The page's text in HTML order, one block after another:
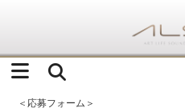
＜応募フォーム＞